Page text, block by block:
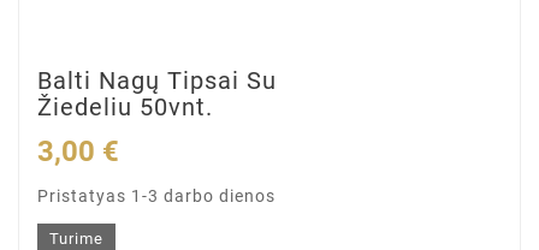
Balti Nagų Tipsai Su
Žiedeliu 50vnt.
3,00 €
Pristatyas 1-3 darbo dienos
Turime